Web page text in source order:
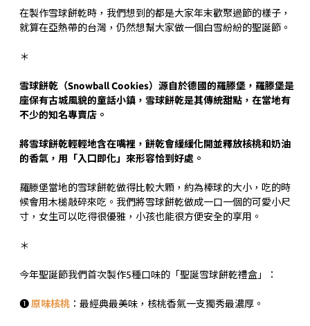
在製作雪球餅乾時，我們想到的都是大家年末歡聚過節的樣子，
就算在亞熱帶的台灣，仍然想幫大家做一個白雪紛紛的聖誕節。
＊
雪球餅乾（Snowball Cookies）源自於德國的羅滕堡，羅滕堡是
座保有古城風貌的童話小鎮，雪球餅乾是其傳統甜點，在當地有
不少的知名專賣店。
將雪球餅乾輕輕地含在嘴裡，餅乾會緩緩化開並釋放核桃和奶油
的香氣，用「入口即化」來形容恰到好處。
羅滕堡當地的雪球餅乾做得比較大顆，約為棒球的大小，吃的時
候會用木槌敲碎來吃。我們將雪球餅乾做成一口一個的可愛小尺
寸，女生可以吃得很優雅，小孩也能很方便安全的享用。
＊
今年聖誕節我們首次製作5種口味的「聖誕雪球餅乾禮盒」：
❶原味核桃 ：最經典最美味，核桃香氣一支獨秀最濃厚。